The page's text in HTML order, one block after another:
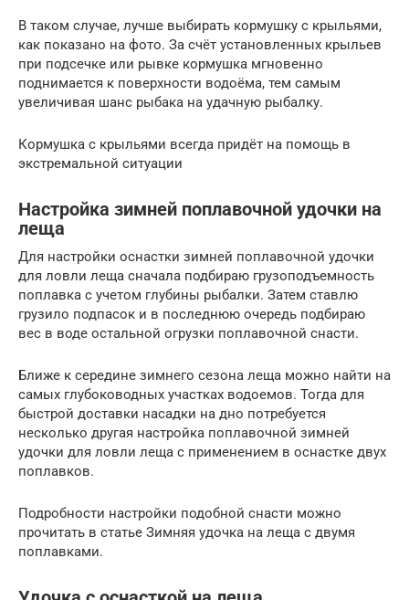
В таком случае, лучше выбирать кормушку с крыльями,
как показано на фото. За счёт установленных крыльев
при подсечке или рывке кормушка мгновенно
поднимается к поверхности водоёма, тем самым
увеличивая шанс рыбака на удачную рыбалку.
Кормушка с крыльями всегда придёт на помощь в
экстремальной ситуации
Настройка зимней поплавочной удочки на
леща
Для настройки оснастки зимней поплавочной удочки
для ловли леща сначала подбираю грузоподъемность
поплавка с учетом глубины рыбалки. Затем ставлю
грузило подпасок и в последнюю очередь подбираю
вес в воде остальной огрузки поплавочной снасти.
Ближе к середине зимнего сезона леща можно найти на
самых глубоководных участках водоемов. Тогда для
быстрой доставки насадки на дно потребуется
несколько другая настройка поплавочной зимней
удочки для ловли леща с применением в оснастке двух
поплавков.
Подробности настройки подобной снасти можно
прочитать в статье Зимняя удочка на леща с двумя
поплавками.